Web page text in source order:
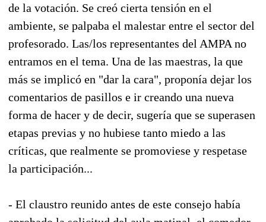
de la votación. Se creó cierta tensión en el
ambiente, se palpaba el malestar entre el sector del
profesorado. Las/los representantes del AMPA no
entramos en el tema. Una de las maestras, la que
más se implicó en "dar la cara", proponía dejar los
comentarios de pasillos e ir creando una nueva
forma de hacer y de decir, sugería que se superasen
etapas previas y no hubiese tanto miedo a las
críticas, que realmente se promoviese y respetase
la participación...
- El claustro reunido antes de este consejo había